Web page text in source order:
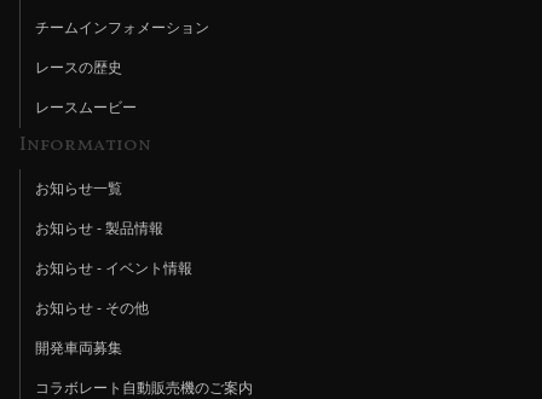
チームインフォメーション
レースの歴史
レースムービー
Information
お知らせ一覧
お知らせ - 製品情報
お知らせ - イベント情報
お知らせ - その他
開発車両募集
コラボレート自動販売機のご案内